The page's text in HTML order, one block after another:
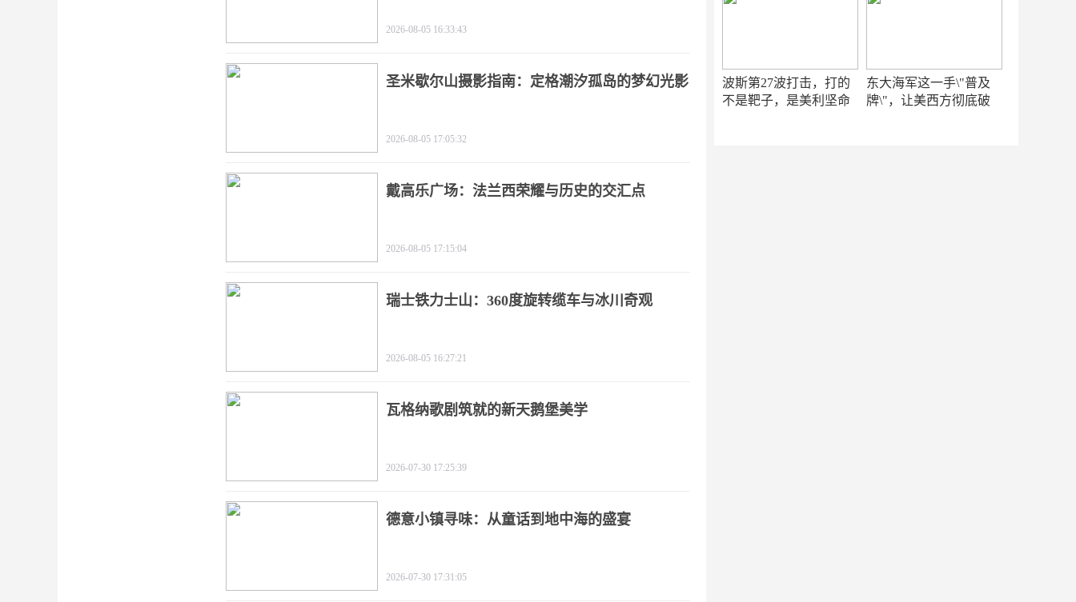
波斯第27波打击，打的
不是靶子，是美利坚命
东大海军这一手\"普及
牌\"，让美西方彻底破
2026-08-05 16:33:43
圣米歇尔山摄影指南：定格潮汐孤岛的梦幻光影
2026-08-05 17:05:32
戴高乐广场：法兰西荣耀与历史的交汇点
2026-08-05 17:15:04
瑞士铁力士山：360度旋转缆车与冰川奇观
2026-08-05 16:27:21
瓦格纳歌剧筑就的新天鹅堡美学
2026-07-30 17:25:39
德意小镇寻味：从童话到地中海的盛宴
2026-07-30 17:31:05